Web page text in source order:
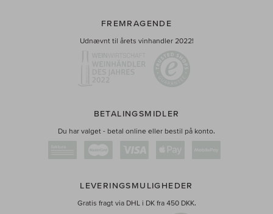
FREMRAGENDE
Udnævnt til årets vinhandler 2022!
BETALINGSMIDLER
Du har valget - betal online eller bestil på konto.
LEVERINGSMULIGHEDER
Gratis fragt via DHL i DK fra 450 DKK.